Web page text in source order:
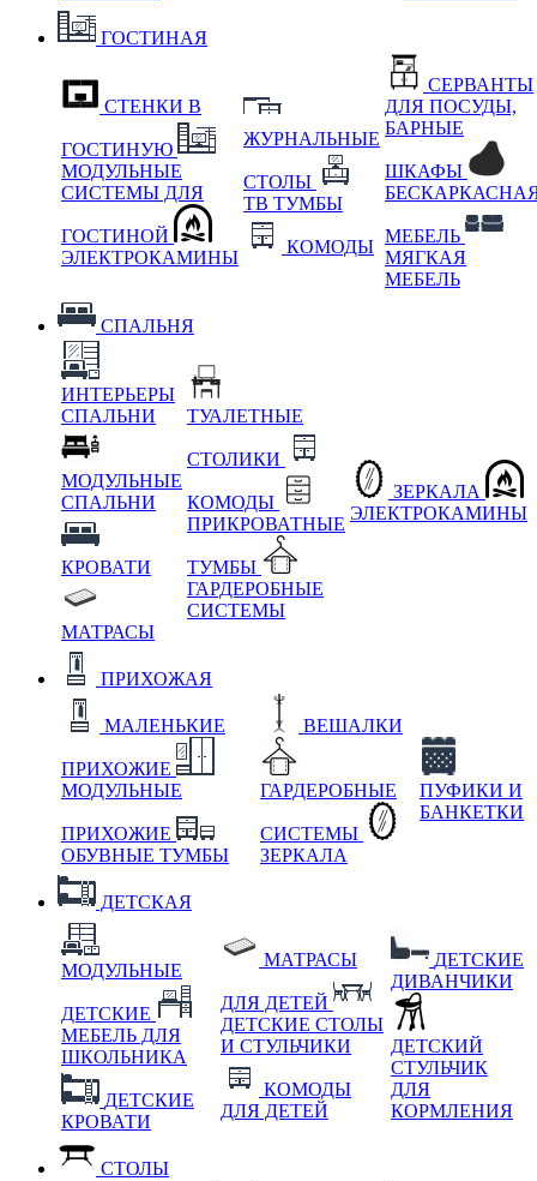
ГОСТИНАЯ
СТЕНКИ В
ГОСТИНУЮ
МОДУЛЬНЫЕ
СИСТЕМЫ ДЛЯ
ГОСТИНОЙ
ЭЛЕКТРОКАМИНЫ
ЖУРНАЛЬНЫЕ
СТОЛЫ
ТВ ТУМБЫ
КОМОДЫ
СЕРВАНТЫ
ДЛЯ ПОСУДЫ,
БАРНЫЕ
ШКАФЫ
МЕБЕЛЬ
МЯГКАЯ
МЕБЕЛЬ
СПАЛЬНЯ
ИНТЕРЬЕРЫ
СПАЛЬНИ
МОДУЛЬНЫЕ
СПАЛЬНИ
КРОВАТИ
МАТРАСЫ
ТУАЛЕТНЫЕ
СТОЛИКИ
КОМОДЫ
ПРИКРОВАТНЫЕ
ТУМБЫ
ГАРДЕРОБНЫЕ
СИСТЕМЫ
ЗЕРКАЛА
ЭЛЕКТРОКАМИНЫ
ПРИХОЖАЯ
МАЛЕНЬКИЕ
ПРИХОЖИЕ
МОДУЛЬНЫЕ
ПРИХОЖИЕ
ОБУВНЫЕ ТУМБЫ
ВЕШАЛКИ
ГАРДЕРОБНЫЕ
СИСТЕМЫ
ЗЕРКАЛА
ПУФИКИ И
БАНКЕТКИ
ДЕТСКАЯ
МОДУЛЬНЫЕ
ДЕТСКИЕ
МЕБЕЛЬ ДЛЯ
ШКОЛЬНИКА
ДЕТСКИЕ
КРОВАТИ
МАТРАСЫ
ДЛЯ ДЕТЕЙ
ДЕТСКИЕ СТОЛЫ
И СТУЛЬЧИКИ
КОМОДЫ
ДЛЯ ДЕТЕЙ
ДЕТСКИЕ
ДИВАНЧИКИ
ДЕТСКИЙ
СТУЛЬЧИК
ДЛЯ
КОРМЛЕНИЯ
СТОЛЫ